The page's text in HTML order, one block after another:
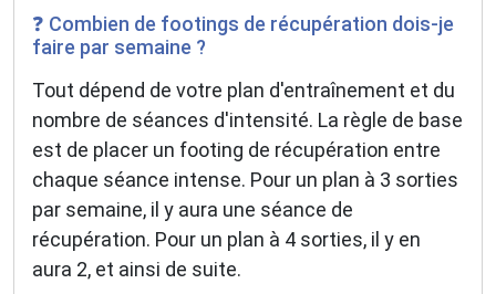
❓ Combien de footings de récupération dois-je
faire par semaine ?
Tout dépend de votre plan d'entraînement et du
nombre de séances d'intensité. La règle de base
est de placer un footing de récupération entre
chaque séance intense. Pour un plan à 3 sorties
par semaine, il y aura une séance de
récupération. Pour un plan à 4 sorties, il y en
aura 2, et ainsi de suite.